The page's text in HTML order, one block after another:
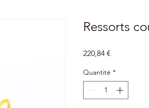
Ressorts
220,84 €
Quantité *